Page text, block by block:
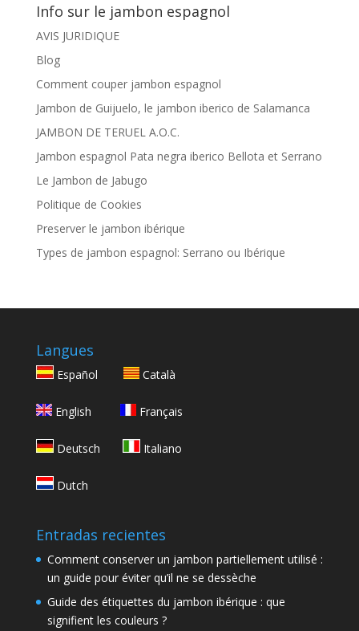
Info sur le jambon espagnol
AVIS JURIDIQUE
Blog
Comment couper jambon espagnol
Jambon de Guijuelo, le jambon iberico de Salamanca
JAMBON DE TERUEL A.O.C.
Jambon espagnol Pata negra iberico Bellota et Serrano
Le Jambon de Jabugo
Politique de Cookies
Preserver le jambon ibérique
Types de jambon espagnol: Serrano ou Ibérique
Langues
Español Català
English Français
Deutsch Italiano
Dutch
Entradas recientes
Comment conserver un jambon partiellement utilisé :
un guide pour éviter qu’il ne se dessèche
Guide des étiquettes du jambon ibérique : que
signifient les couleurs ?